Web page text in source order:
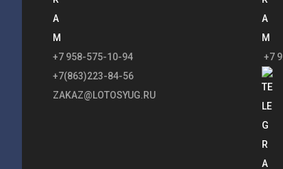
+7 958-575-10-94
+7(863)223-84-56
ZAKAZ@LOTOSYUG.RU
+7